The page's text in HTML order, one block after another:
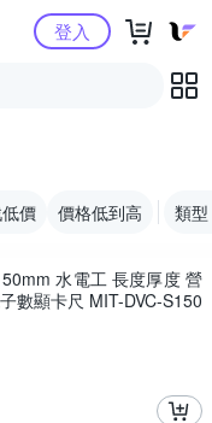
物中心登入
價 價格低到高 類型
水電工 長度厚度 營
數顯卡尺 MIT-DVC-S150